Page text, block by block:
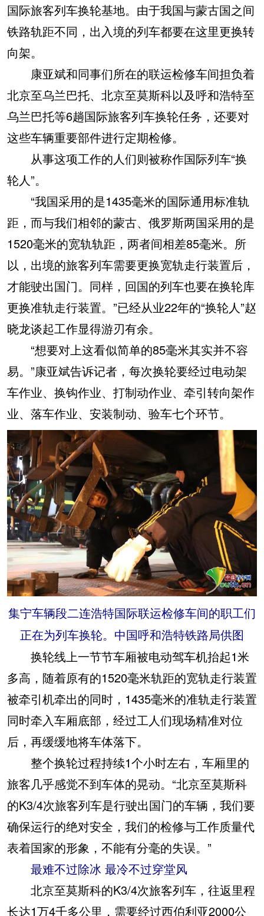
国际旅客列车换轮基地。由于我国与蒙古国之间
铁路轨距不同，出入境的列车都要在这里更换转
向架。
康亚斌和同事们所在的联运检修车间担负着
北京至乌兰巴托、北京至莫斯科以及呼和浩特至
乌兰巴托等6趟国际旅客列车换轮任务，还要对
这些车辆重要部件进行定期检修。
从事这项工作的人们则被称作国际列车“换
轮人”。
“我国采用的是1435毫米的国际通用标准轨
距，而与我们相邻的蒙古、俄罗斯两国采用的是
1520毫米的宽轨轨距，两者间相差85毫米。所
以，出境的旅客列车需要更换宽轨走行装置后，
才能驶出国门。同样，回国的列车也要在换轮库
更换准轨走行装置。”已经从业22年的“换轮人”赵
晓龙谈起工作显得游刃有余。
“想要对上这看似简单的85毫米其实并不容
易。”康亚斌告诉记者，每次换轮要经过电动架
车作业、换钩作业、打制动作业、牵引转向架作
业、落车作业、安装制动、验车七个环节。
集宁车辆段二连浩特国际联运检修车间的职工们
正在为列车换轮。中国呼和浩特铁路局供图
换轮线上一节节车厢被电动驾车机抬起1米
多高，随着原有的1520毫米轨距的宽轨走行装置
被牵引机牵出的同时，1435毫米的准轨走行装置
同时牵入车厢底部，经过工人们现场精准对位
后，再缓缓地将车体落下。
整个换轮过程持续1个小时左右，车厢里的
旅客几乎感觉不到车体的晃动。“北京至莫斯科
的K3/4次旅客列车是行驶出国门的车辆，我们要
确保运行的绝对安全，我们的检修与工作质量代
表着国家的形象，不能有分毫的失误。”
最难不过除冰 最冷不过穿堂风
北京至莫斯科的K3/4次旅客列车，往返里程
长达1万4千多公里，需要经过西伯利亚2000公